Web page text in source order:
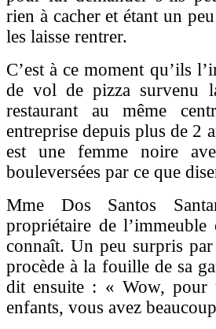
rien à cacher et étant un
les laisse rentrer.
C’est à ce moment qu’ils
de vol de pizza survenu
restaurant au même
entreprise depuis plus de 2
est une femme noire
bouleversées par ce que
Mme Dos Santos
propriétaire de
connaît. Un peu surpris
procède à la fouille de sa
dit ensuite : « Wow, pour
enfants, vous avez